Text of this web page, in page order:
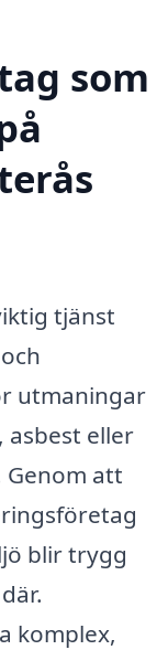
som
tjänst
utmaningar
asbest eller
att
blir trygg
komplex,